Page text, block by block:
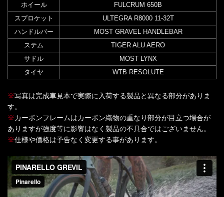
ホイール
FULCRUM 650B
スプロケット
ULTEGRA R8000 11-32T
ハンドルバー
MOST GRAVEL HANDLEBAR
ステム
TIGER ALU AERO
サドル
MOST LYNX
タイヤ
WTB RESOLUTE
※写真は完成車見本で実際に入荷する製品と異なる部分がありま
す。
※カーボンフレームはカーボン織物の重なり部分が目立つ場合が
ありますが強度等に影響はなく製品の不具合ではございません。
※仕様や価格は予告なく変更する事があります。